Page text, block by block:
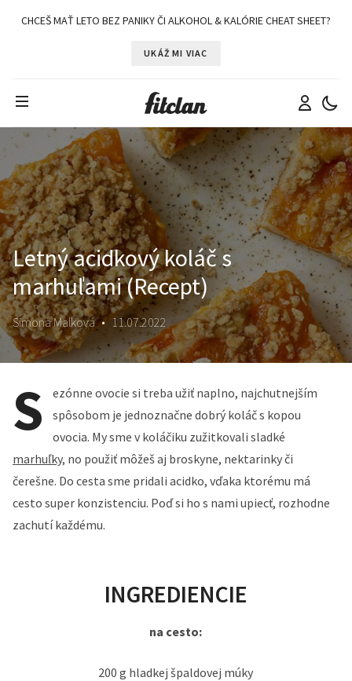
CHCEŠ MAŤ LETO BEZ PANIKY ČI ALKOHOL & KALÓRIE CHEAT SHEET?
UKÁŽ MI VIAC
Letný acidkový koláč s
marhuľami (Recept)
Simona Malková • 11.07.2022
S
ezónne ovocie si treba užiť naplno, najchutnejším
spôsobom je jednoznačne dobrý koláč s kopou
ovocia. My sme v koláčiku zužitkovali sladké
marhuľky, no použiť môžeš aj broskyne, nektarinky či
čerešne. Do cesta sme pridali acidko, vďaka ktorému má
cesto super konzistenciu. Poď si ho s nami upiecť, rozhodne
zachutí každému.
INGREDIENCIE
na cesto:
200 g hladkej špaldovej múky